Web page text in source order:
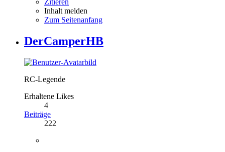
Inhalt melden
Zum Seitenanfang
DerCamperHB
RC-Legende
Erhaltene Likes
4
Beiträge
222